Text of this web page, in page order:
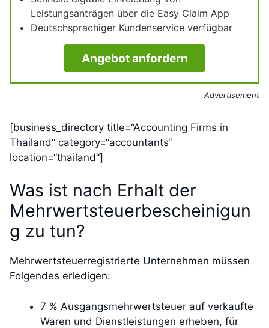
Leistungsanträgen über die Easy Claim App
Deutschsprachiger Kundenservice verfügbar
Angebot anfordern
Advertisement
[business_directory title=“Accounting Firms in
Thailand“ category=“accountants“
location=“thailand“]
Was ist nach Erhalt der
Mehrwertsteuerbescheinigun
g zu tun?
Mehrwertsteuerregistrierte Unternehmen müssen
Folgendes erledigen:
7 % Ausgangsmehrwertsteuer auf verkaufte
Waren und Dienstleistungen erheben, für